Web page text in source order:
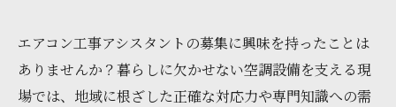
エアコン工事アシスタントの募集に興味を持ったことは
ありませんか？暮らしに欠かせない空調設備を支える現
場では、地域に根ざした正確な対応力や専門知識への需